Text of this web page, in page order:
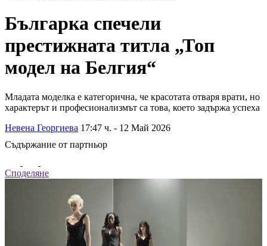
Българка спечели
престижната титла „Топ
модел на Белгия“
Младата моделка е категорична, че красотата отваря врати, но
характерът и професионализмът са това, което задържа успеха
Невена Георгиева 17:47 ч. - 12 Май 2026
Съдържание от партньор
Споделяне